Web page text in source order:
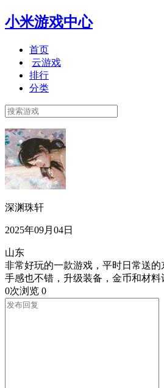
小米游戏中心
首页
云游戏
排行
分类
深渊珠轩
2025年09月04日
山东
非常好玩的一款游戏，平时日常送
手感也不错，升级装备，金币和材
0次浏览 0